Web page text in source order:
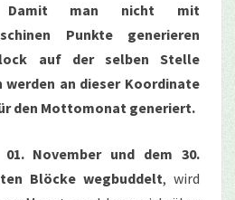
Damit man nicht mit
Punkte generieren
auf der selben Stelle
werden an dieser Koordinate
den Mottomonat generiert.
01. November und dem 30.
Blöcke wegbuddelt, wird